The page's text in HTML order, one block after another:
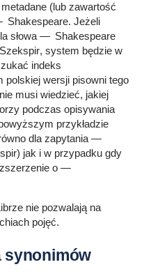
(lub zawartość
Shakespeare. Jeżeli
słowa
Shakespeare
Szekspir, system będzie w
indeks
wersji pisowni tego
musi wiedzieć, jakiej
podczas opisywania
przykładzie
dla zapytania
jak i w przypadku gdy
o
nie pozwalają na
pojęć.
synonimów